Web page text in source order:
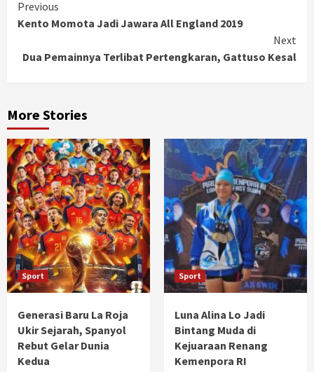
Continue
Reading
Previous
Kento Momota Jadi Jawara All England 2019
Next
Dua Pemainnya Terlibat Pertengkaran, Gattuso Kesal
More Stories
Sport
Generasi Baru La Roja
Ukir Sejarah, Spanyol
Rebut Gelar Dunia
Kedua
Sport
Luna Alina Lo Jadi
Bintang Muda di
Kejuaraan Renang
Kemenpora RI